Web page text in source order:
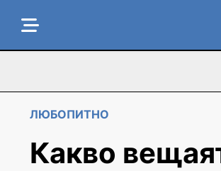
ЛЮБОПИТНО
Какво